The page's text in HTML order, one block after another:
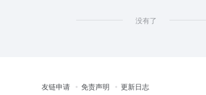
没有了
友链申请 免责声明 更新日志